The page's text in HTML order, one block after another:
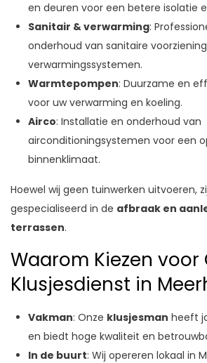
en deuren voor een betere isolatie
Sanitair & verwarming:
onderhoud van sanitaire
verwarmingssystemen.
Warmtepompen: Duurzame en
voor uw verwarming en koeling.
Airco: Installatie en onderhoud van
airconditioningsystemen voor een
binnenklimaat.
Hoewel wij geen tuinwerken uitvoeren,
gespecialiseerd in de afbraak en
terrassen.
Waarom Kiezen voor
Klusjesdienst in
Vakman: Onze klusjesman heeft
en biedt hoge kwaliteit en
In de buurt: Wij opereren lokaal in